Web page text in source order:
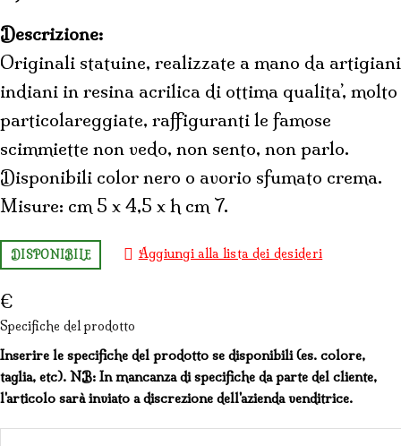
Descrizione:
Originali statuine, realizzate a mano da artigiani
indiani in resina acrilica di ottima qualita’, molto
particolareggiate, raffiguranti le famose
scimmiette non vedo, non sento, non parlo.
Disponibili color nero o avorio sfumato crema.
Misure: cm 5 x 4,5 x h cm 7.
DISPONIBILE Aggiungi alla lista dei desideri
€
Specifiche del prodotto
Inserire le specifiche del prodotto se disponibili (es. colore,
taglia, etc). NB: In mancanza di specifiche da parte del cliente,
l'articolo sarà inviato a discrezione dell'azienda venditrice.